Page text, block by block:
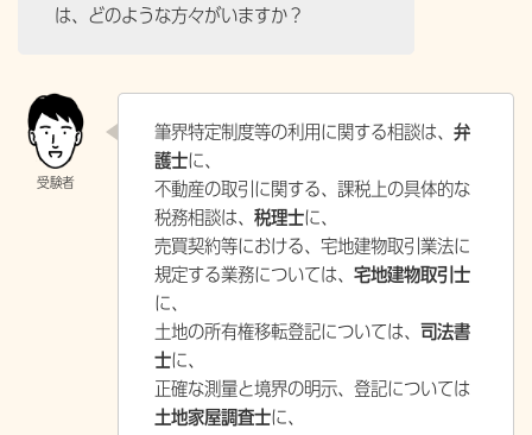
は、どのような方々がいますか？
筆界特定制度等の利用に関する相談は、 弁
護士に、
不動産の取引に関する、課税上の具体的な
税務相談は、 税理士に、
売買契約等における、宅地建物取引業法に
規定する業務については、 宅地建物取引士
に、
土地の所有権移転登記については、 司法書
士に、
正確な測量と境界の明示、登記については
土地家屋調査士に、